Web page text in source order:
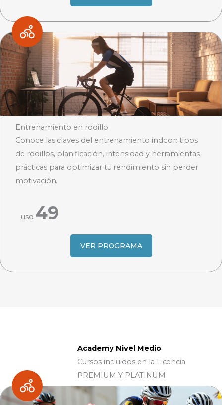
Entrenamiento en rodillo
Conoce las claves del entrenamiento indoor: tipos
de rodillos, planificación, intensidad y herramientas
prácticas para optimizar tu rendimiento sin perder
motivación.
usd 49
VER PROGRAMA
Academy Nivel Medio
Cursos incluidos en la Licencia
PREMIUM Y PLATINUM